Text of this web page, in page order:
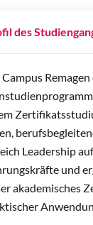
des
Leadership
und
akademisches